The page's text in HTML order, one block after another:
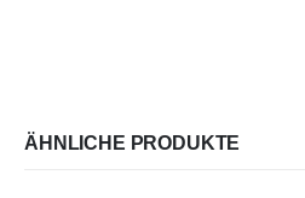
ÄHNLICHE PRODUKTE